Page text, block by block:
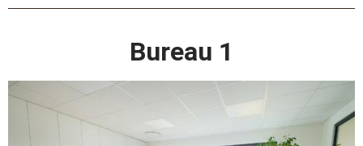
Bureau 1